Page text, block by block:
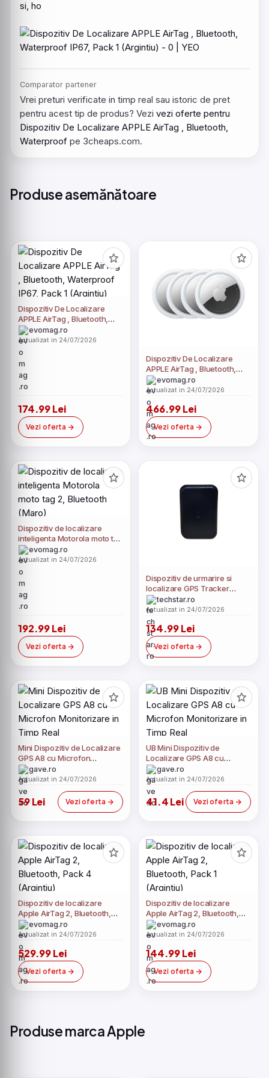
si, ho
Comparator partener
Vrei preturi verificate in timp real sau istoric de pret
pentru acest tip de produs? Vezi vezi oferte pentru
Dispozitiv De Localizare APPLE AirTag , Bluetooth,
Waterproof pe 3cheaps.com.
Produse asemănătoare
Dispozitiv De Localizare
APPLE AirTag , Bluetooth,
Waterproof IP67, Pack 1
(Argintiu)
evomag.ro
Actualizat in 24/07/2026
174.99 Lei
Vezi oferta
Dispozitiv De Localizare
APPLE AirTag , Bluetooth,
Waterproof IP67, Pack 4
(Argintiu)
evomag.ro
Actualizat in 24/07/2026
466.99 Lei
Vezi oferta
Dispozitiv de localizare
inteligenta Motorola moto tag
2, Bluetooth (Maro)
evomag.ro
Actualizat in 24/07/2026
192.99 Lei
Vezi oferta
Dispozitiv de urmarire si
localizare GPS Tracker
Techstar® GF19, Localizare
LBS+GPS+GSM+WIFI,
Microfon, SIM, Conexiune
prin Date Mobile
techstar.ro
Actualizat in 24/07/2026
134.99 Lei
Vezi oferta
Mini Dispozitiv de Localizare
GPS A8 cu Microfon
Monitorizare in Timp Real
gave.ro
Actualizat in 24/07/2026
59 Lei Vezi oferta
UB Mini Dispozitiv de
Localizare GPS A8 cu
Microfon Monitorizare in
Timp Real
gave.ro
Actualizat in 24/07/2026
41.4 Lei Vezi oferta
Dispozitiv de localizare
Apple AirTag 2, Bluetooth,
Pack 4 (Argintiu)
evomag.ro
Actualizat in 24/07/2026
529.99 Lei
Vezi oferta
Dispozitiv de localizare
Apple AirTag 2, Bluetooth,
Pack 1 (Argintiu)
evomag.ro
Actualizat in 24/07/2026
144.99 Lei
Vezi oferta
Produse marca Apple